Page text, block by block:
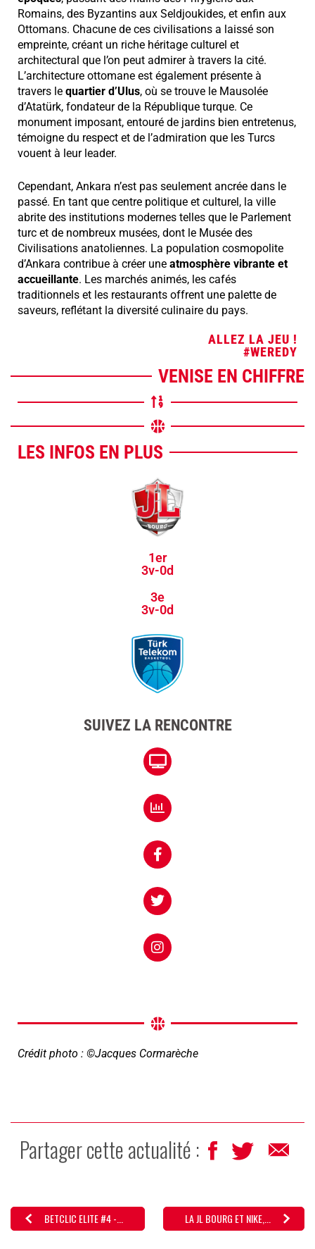
Romains, des Byzantins aux Seldjoukides, et enfin aux
Ottomans. Chacune de ces civilisations a laissé son
empreinte, créant un riche héritage culturel et
architectural que l’on peut admirer à travers la cité.
L’architecture ottomane est également présente à
travers le quartier d’Ulus, où se trouve le Mausolée
d’Atatürk, fondateur de la République turque. Ce
monument imposant, entouré de jardins bien entretenus,
témoigne du respect et de l’admiration que les Turcs
vouent à leur leader.
Cependant, Ankara n’est pas seulement ancrée dans le
passé. En tant que centre politique et culturel, la ville
abrite des institutions modernes telles que le Parlement
turc et de nombreux musées, dont le Musée des
Civilisations anatoliennes. La population cosmopolite
d’Ankara contribue à créer une atmosphère vibrante et
accueillante. Les marchés animés, les cafés
traditionnels et les restaurants offrent une palette de
saveurs, reflétant la diversité culinaire du pays.
ALLEZ LA JEU !
#WEREDY
VENISE EN CHIFFRE
LES INFOS EN PLUS
1er
3v-0d
3e
3v-0d
SUIVEZ LA RENCONTRE
Crédit photo : ©Jacques Cormarèche
Partager cette actualité :
BETCLIC ELITE #4 -... LA JL BOURG ET NIKE,...